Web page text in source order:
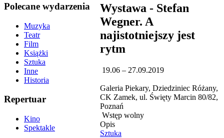
Polecane wydarzenia
Muzyka
Teatr
Film
Książki
Sztuka
Inne
Historia
Repertuar
Kino
Spektakle
Wystawa - Stefan
Wegner. A
najistotniejszy jest
rytm
19.06 – 27.09.2019
Galeria Piekary, Dziedziniec Różany,
CK Zamek, ul. Święty Marcin 80/82,
Poznań
Wstęp wolny
Opis
Sztuka